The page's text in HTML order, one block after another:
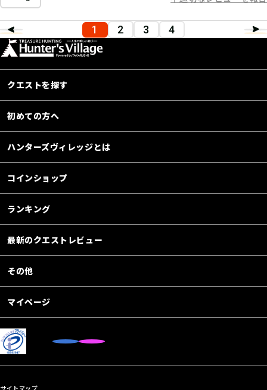
1 2 3 4
クエストを探す
初めての方へ
ハンターズヴィレッジとは
コインショップ
ランキング
最新のクエストレビュー
その他
マイページ
サイトマップ